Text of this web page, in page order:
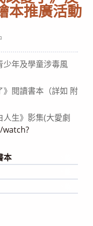
本推廣活動
少年及學童涉毒風
閱讀書本（詳如 附
生》影集(大愛劇
本